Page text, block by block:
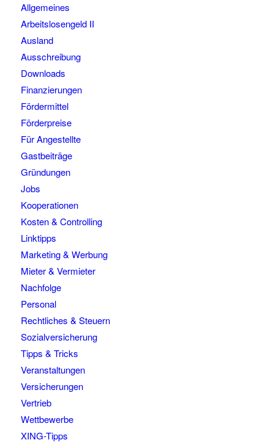
Allgemeines
Arbeitslosengeld II
Ausland
Ausschreibung
Downloads
Finanzierungen
Fördermittel
Förderpreise
Für Angestellte
Gastbeiträge
Gründungen
Jobs
Kooperationen
Kosten & Controlling
Linktipps
Marketing & Werbung
Mieter & Vermieter
Nachfolge
Personal
Rechtliches & Steuern
Sozialversicherung
Tipps & Tricks
Veranstaltungen
Versicherungen
Vertrieb
Wettbewerbe
XING-Tipps